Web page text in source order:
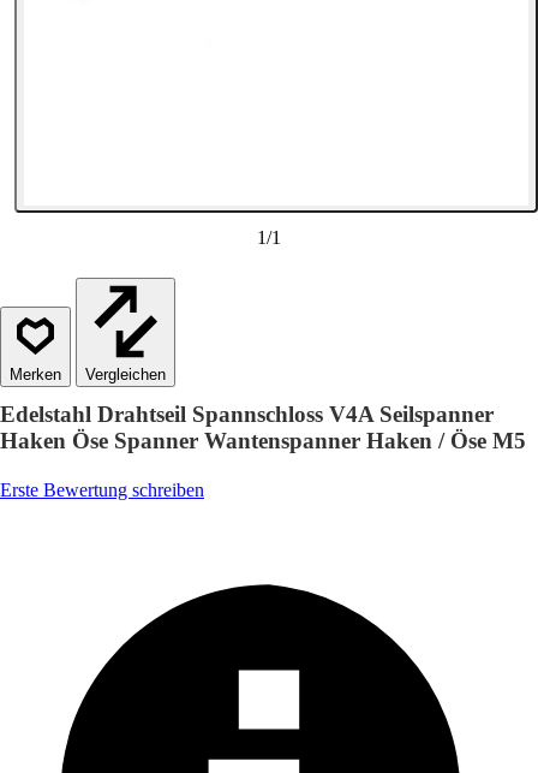
1/1
Vergleichen
Edelstahl Drahtseil Spannschloss V4A Seilspanner
Haken Öse Spanner Wantenspanner Haken / Öse M5
Erste Bewertung schreiben